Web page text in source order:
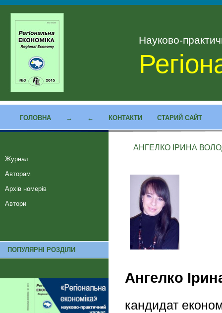
Науково-
ГОЛОВНА → ← КОНТАКТИ СТАРИЙ САЙТ
Журнал
Авторам
Архів номерів
Автори
ПОПУЛЯРНІ РОЗДІЛИ
АНГЕЛКО ІРИНА
Ангелко
кандидат